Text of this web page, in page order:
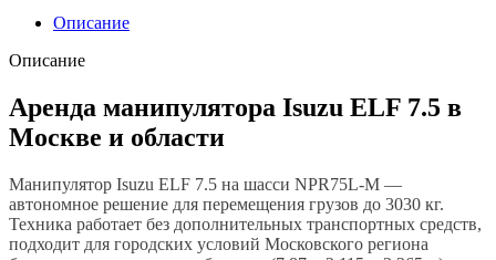
Описание
Описание
Аренда манипулятора Isuzu ELF 7.5 в
Москве и области
Манипулятор Isuzu ELF 7.5 на шасси NPR75L-M —
автономное решение для перемещения грузов до 3030 кг.
Техника работает без дополнительных транспортных средств,
подходит для городских условий Московского региона